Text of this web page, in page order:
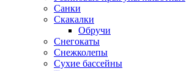
Санки
Скакалки
Обручи
Снегокаты
Снежколепы
Сухие бассейны